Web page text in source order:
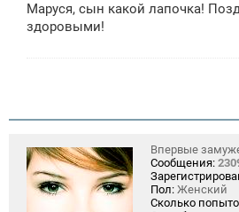
б
щ
е
Маруся, сын какой лапочка!
здоровыми!
Впервые
Сообщения:
Пол: Женский
Сколько